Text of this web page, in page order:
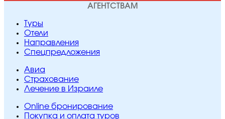
АГЕНТСТВАМ
Туры
Отели
Направления
Спецпредложения
Авиа
Страхование
Лечение в Израиле
Online бронирование
Покупка и оплата туров